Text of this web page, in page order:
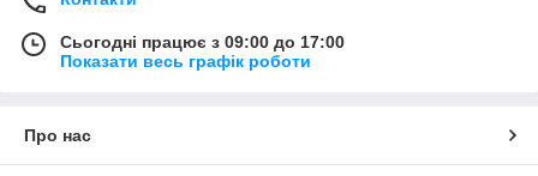
Сьогодні працює з 09:00 до 17:00
Показати весь графік роботи
Про нас